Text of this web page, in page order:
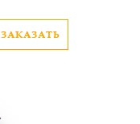
ЗАКАЗАТЬ